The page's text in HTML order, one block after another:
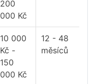
200
000 Kč
10 000
Kč -
150
000 Kč
12 - 48
měsíců